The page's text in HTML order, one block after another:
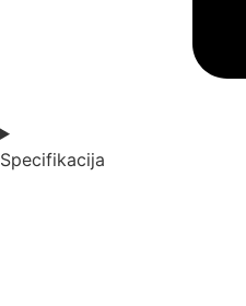
Specifikacija